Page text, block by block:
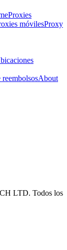
Proxies
móvilesProxy
About
LTD. Todos los